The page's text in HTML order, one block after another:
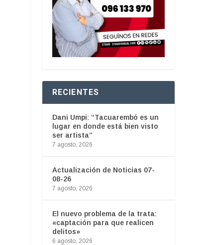
RECIENTES
Dani Umpi: “Tacuarembó es un
lugar en donde está bien visto
ser artista”
7 agosto, 2026
Actualización de Noticias 07-
08-26
7 agosto, 2026
El nuevo problema de la trata:
«captación para que realicen
delitos»
6 agosto, 2026